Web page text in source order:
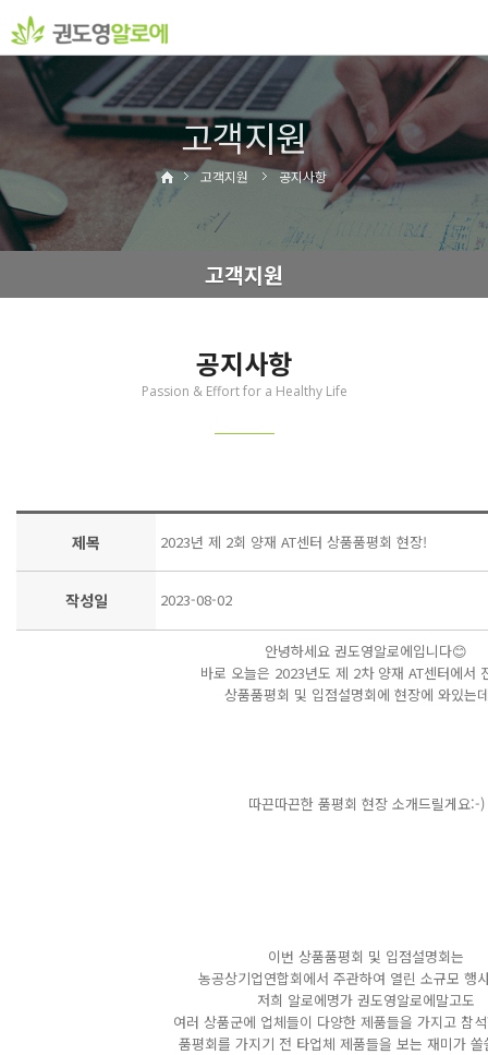
고객지원
고객지원 공지사항
고객지원
공지사항
Passion & Effort for a Healthy Life
제목 2023년 제 2회 양재 AT센터 상품품평회 현장!
작성일 2023-08-02
안녕하세요 권도영알로에입니다😊
바로 오늘은 2023년도 제 2차 양재 AT센터에서
상품품평회 및 입점설명회에 현장에 와있는
따끈따끈한 품평회 현장 소개드릴게요:-)
이번 상품품평회 및 입점설명회는
농공상기업연합회에서 주관하여 열린 소규모 행
저희 알로에명가 권도영알로에말고도
여러 상품군에 업체들이 다양한 제품들을 가지고 참
품평회를 가지기 전 타업체 제품들을 보는 재미가